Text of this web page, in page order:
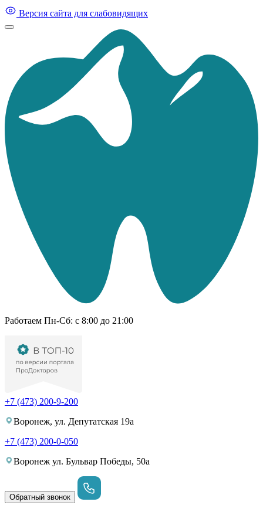
Версия сайта для слабовидящих
Работаем Пн-Cб: с 8:00 до 21:00
+7 (473) 200-9-200
Воронеж, ул. Депутатская 19а
+7 (473) 200-0-050
Воронеж ул. Бульвар Победы, 50а
Обратный звонок